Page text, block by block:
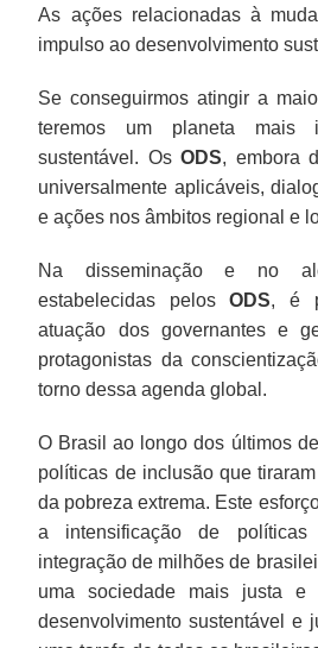
As ações relacionadas à
impulso ao desenvolvimento
Se conseguirmos atingir a
teremos um planeta mais
sustentável. OsODS, embora
universalmente aplicáveis,
e ações nos âmbitos regional e
Na disseminação e no
estabelecidas pelosODS, é
atuação dos governantes e
protagonistas da
torno dessa agenda global.
O Brasil ao longo dos últimos
políticas de inclusão que
da pobreza extrema. Este
a intensificação de
integração de milhões de
uma sociedade mais justa e
desenvolvimento sustentável e